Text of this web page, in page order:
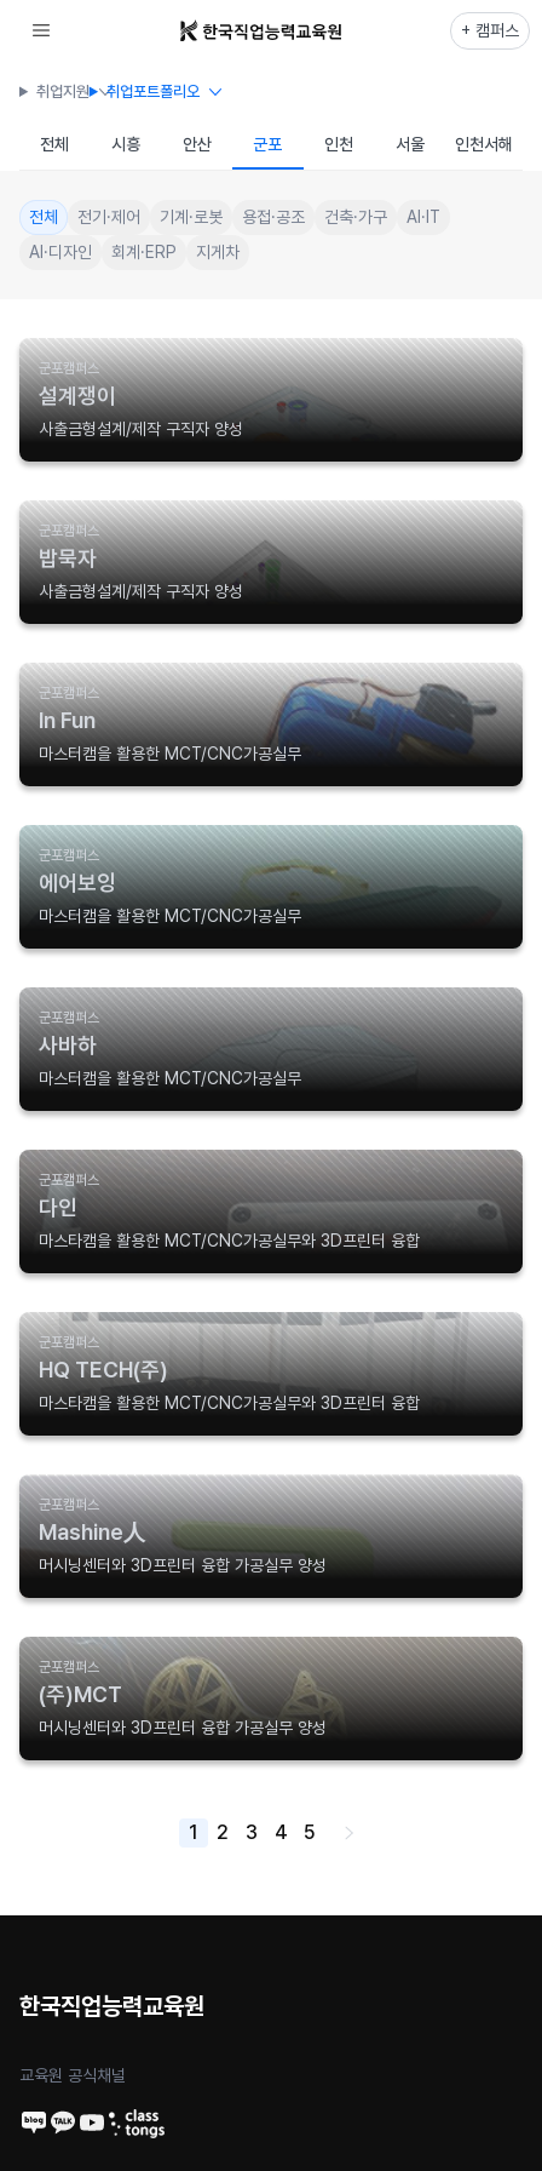
+ 캠퍼스
취업지원 취업포트폴리오
전체 시흥 안산 군포 인천 서울 인천서해
전체 전기·제어 기계·로봇 용접·공조 건축·가구
AI·IT
AI·디자인
회계·ERP 지게차
군포캠퍼스
설계쟁이
사출금형설계/제작 구직자 양성
군포캠퍼스
밥묵자
사출금형설계/제작 구직자 양성
군포캠퍼스
In Fun
마스터캠을 활용한 MCT/CNC가공실무
군포캠퍼스
에어보잉
마스터캠을 활용한 MCT/CNC가공실무
군포캠퍼스
사바하
마스터캠을 활용한 MCT/CNC가공실무
군포캠퍼스
다인
마스타캠을 활용한 MCT/CNC가공실무와 3D프린터 융합
군포캠퍼스
HQ TECH(주)
마스타캠을 활용한 MCT/CNC가공실무와 3D프린터 융합
군포캠퍼스
Mashine人
머시닝센터와 3D프린터 융합 가공실무 양성
군포캠퍼스
(주)MCT
머시닝센터와 3D프린터 융합 가공실무 양성
1 2 3 4 5
한국직업능력교육원
교육원 공식채널